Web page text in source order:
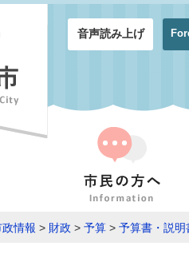
音声読み上げ
政情報 > 財政 > 予算 > 予算書・説明